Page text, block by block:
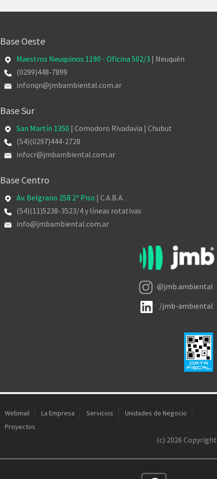
Base Oeste
Maestros Neuquinos 1190 - Oficina 502/3 | Neuquén
(0299)448-7899
infonqn@jmbambiental.com.ar
Base Sur
San Martín 1350 | Comodoro Rivadavia | Chubut
(54)(0297)444-2728
infocr@jmbambiental.com.ar
Base Centro
Av. Belgrano 258 2º Piso | C.A.B.A.
(54)(11)5238-3523/4 y líneas rotativas
info@jmbambiental.com.ar
@jmb.ambiental
/jmb-ambiental
Webmail La Empresa Servicios
Unidades de Negocio
Proyectos
(c) 2026 Copyright